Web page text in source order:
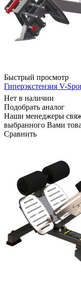
Быстрый просмотр
Гиперэкстензия V-
Нет в наличии
Подобрать аналог
Наши менеджеры
выбранного Вами
Сравнить